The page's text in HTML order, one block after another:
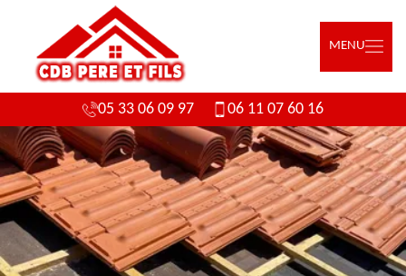
MENU
05 33 06 09 97 06 11 07 60 16